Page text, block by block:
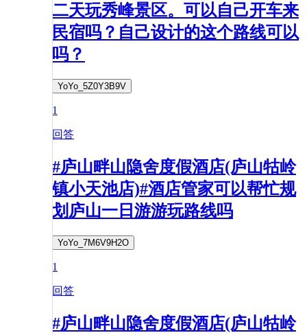
二天玩秀峰景区。可以自己开车来
民宿吗？自己设计的这个路线可以
吗？
YoYo_5Z0Y3B9V
1
回答
#庐山畔山隐舍度假酒店(庐山牯岭
镇小天池店)#酒店管家可以帮忙规
划庐山一日游游玩路线吗
YoYo_7M6V9H2O
1
回答
#庐山畔山隐舍度假酒店(庐山牯岭